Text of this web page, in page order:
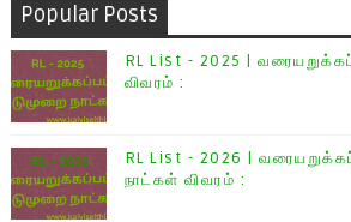
Popular Posts
RL List - 2025 |
விவரம் :
RL List - 2026 |
நாட்கள் விவரம் :